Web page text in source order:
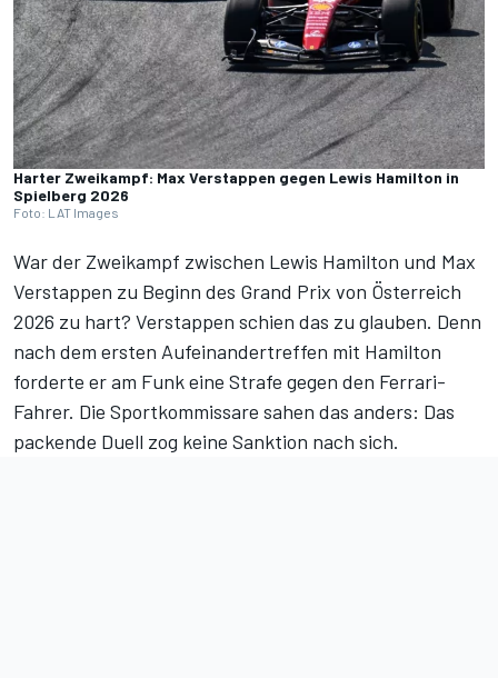
Harter Zweikampf: Max Verstappen gegen Lewis Hamilton in
Spielberg 2026
Foto: LAT Images
War der Zweikampf zwischen Lewis Hamilton und Max
Verstappen zu Beginn des Grand Prix von Österreich
2026 zu hart? Verstappen schien das zu glauben. Denn
nach dem ersten Aufeinandertreffen mit Hamilton
forderte er am Funk eine Strafe gegen den Ferrari-
Fahrer. Die Sportkommissare sahen das anders: Das
packende Duell zog keine Sanktion nach sich.